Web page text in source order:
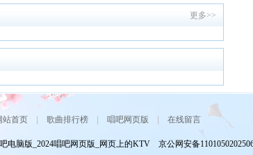
更多>>
站首页| 歌曲排行榜| 唱吧网页版 在线留言
电脑版_2024唱吧网页版_网页上的KTV 京公网安备